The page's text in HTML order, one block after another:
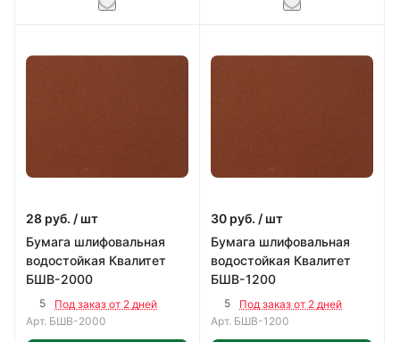
28 руб. / шт
Бумага шлифовальная
водостойкая Квалитет
БШВ-2000
5
Под заказ от 2 дней
Арт. БШВ-2000
30 руб. / шт
Бумага шлифовальная
водостойкая Квалитет
БШВ-1200
5
Под заказ от 2 дней
Арт. БШВ-1200